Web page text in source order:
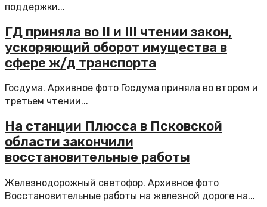
поддержки...
ГД приняла во II и III чтении закон,
ускоряющий оборот имущества в
сфере ж/д транспорта
Госдума. Архивное фото Госдума приняла во втором и
третьем чтении...
На станции Плюсса в Псковской
области закончили
восстановительные работы
Железнодорожный светофор. Архивное фото
Восстановительные работы на железной дороге на...